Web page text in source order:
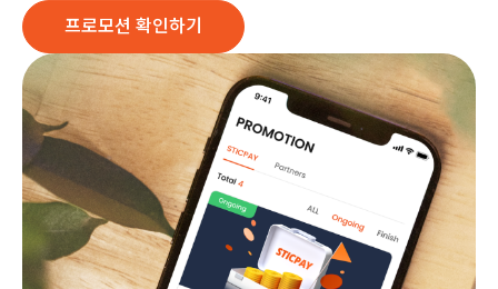
프로모션 확인하기